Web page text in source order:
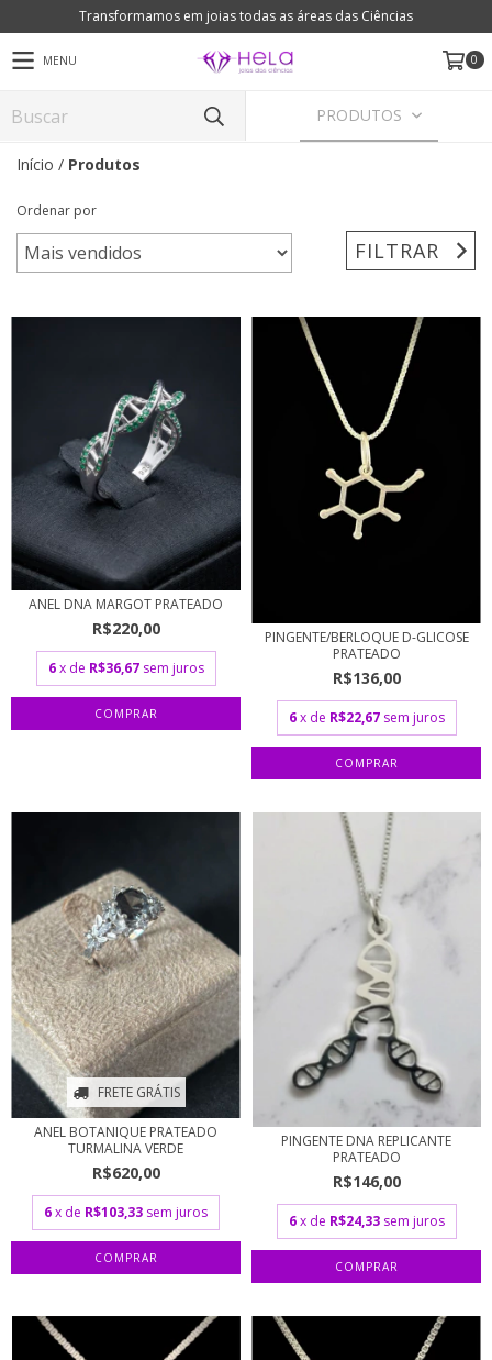
Transformamos em joias todas as áreas das Ciências
MENU 0
PRODUTOS
Início / Produtos
Ordenar por
FILTRAR
ANEL DNA MARGOT PRATEADO
R$220,00
6 x de R$36,67 sem juros
PINGENTE/BERLOQUE D-GLICOSE
PRATEADO
R$136,00
6 x de R$22,67 sem juros
FRETE GRÁTIS
ANEL BOTANIQUE PRATEADO
TURMALINA VERDE
R$620,00
6x de R$103,33 sem juros
PINGENTE DNA REPLICANTE
PRATEADO
R$146,00
6 x de R$24,33 sem juros